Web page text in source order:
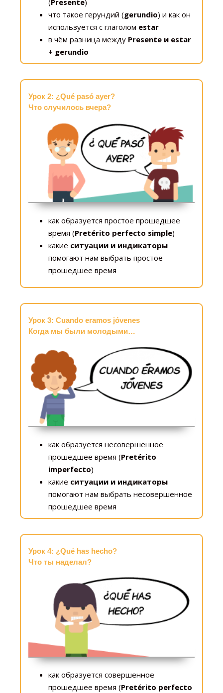
( Presente)
что такое герундий (gerundio) и как он
используется с глаголом estar
в чём разница между Presente и estar
+ gerundio
Урок 2: ¿Qué pasó ayer?
Что случилось вчера?
как образуется простое прошедшее
время (Pretérito perfecto simple)
какие ситуации и индикаторы
помогают нам выбрать простое
прошедшее время
Урок 3: Cuando eramos jóvenes
Когда мы были молодыми…
как образуется несовершенное
прошедшее время (Pretérito
imperfecto)
какие ситуации и индикаторы
помогают нам выбрать несовершенное
прошедшее время
Урок 4: ¿Qué has hecho?
Что ты наделал?
как образуется совершенное
прошедшее время (Pretérito perfecto